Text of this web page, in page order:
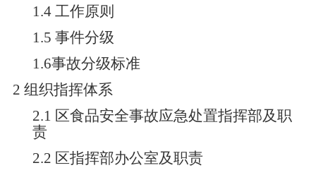
1.4 工作原则
1.5 事件分级
1.6事故分级标准
2 组织指挥体系
2.1 区食品安全事故应急处置指挥部及职
责
2.2 区指挥部办公室及职责